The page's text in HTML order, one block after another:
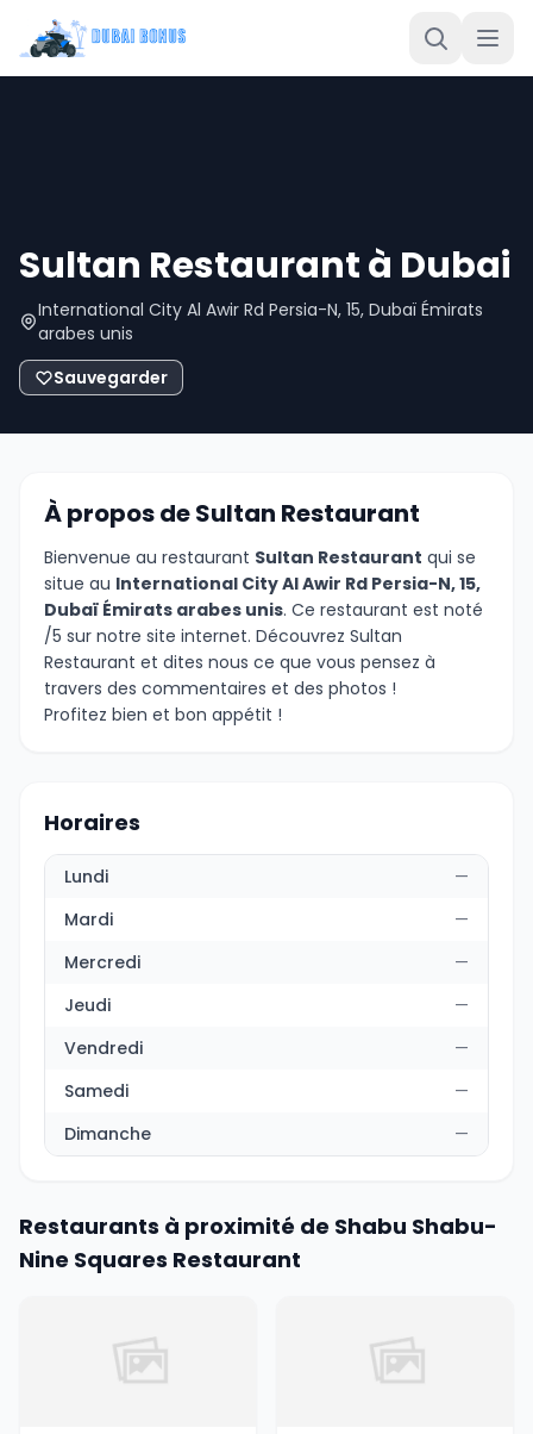
Sultan Restaurant à Dubai
International City Al Awir Rd Persia-N, 15, Dubaï Émirats
arabes unis
Sauvegarder
À propos de Sultan Restaurant
Bienvenue au restaurant Sultan Restaurant qui se
situe au International City Al Awir Rd Persia-N, 15,
Dubaï Émirats arabes unis. Ce restaurant est noté
/5 sur notre site internet. Découvrez Sultan
Restaurant et dites nous ce que vous pensez à
travers des commentaires et des photos !
Profitez bien et bon appétit !
Horaires
Lundi
—
Mardi
—
Mercredi
—
Jeudi
—
Vendredi
—
Samedi
—
Dimanche
—
Restaurants à proximité de Shabu Shabu-
Nine Squares Restaurant